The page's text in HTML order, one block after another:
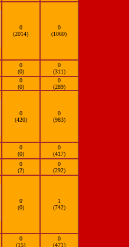
0
(2014)
0
(1060)
0
(0)
0
(311)
0
(0)
0
(289)
0
(420)
0
(983)
0
(0)
0
(417)
0
(2)
0
(292)
0
(0)
1
(742)
0
(15)
0
(471)